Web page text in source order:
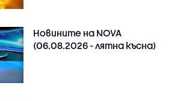
Новините на NOVA
(06.08.2026 - лятна късна)